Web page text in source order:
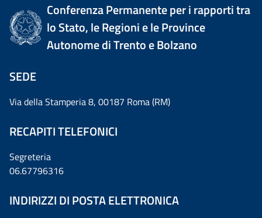
Conferenza Permanente per i rapporti tra
lo Stato, le Regioni e le Province
Autonome di Trento e Bolzano
SEDE
Via della Stamperia 8, 00187 Roma (RM)
RECAPITI TELEFONICI
Segreteria
06.67796316
INDIRIZZI DI POSTA ELETTRONICA